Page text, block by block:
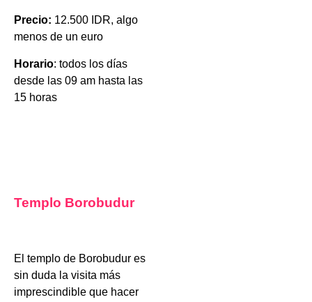
Precio: 12.500 IDR, algo
menos de un euro
Horario: todos los días
desde las 09 am hasta las
15 horas
Templo Borobudur
El templo de Borobudur es
sin duda la visita más
imprescindible que hacer